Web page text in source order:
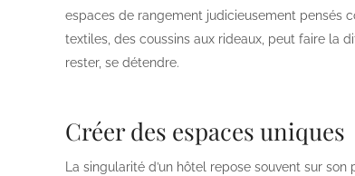
espaces de rangement judicieusement pensés
textiles, des coussins aux rideaux, peut faire la
rester, se détendre.
Créer des espaces uniques
La singularité d’un hôtel repose souvent sur